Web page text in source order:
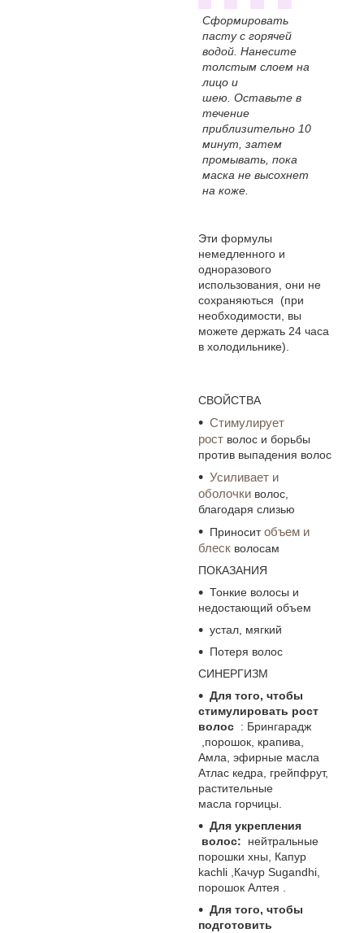
Сформировать
пасту с горячей
водой. Нанесите
толстым слоем на
лицо и
шею. Оставьте в
течение
приблизительно 10
минут, затем
промывать, пока
маска не высохнет
на коже.
Эти формулы
немедленного и
одноразового
использования, они не
сохраняються (при
необходимости, вы
можете держать 24 часа
в холодильнике).
СВОЙСТВА
Стимулирует
рост волос и борьбы
против выпадения волос
Усиливает и
оболочки волос,
благодаря слизью
Приноситобъем и
блеск волосам
ПОКАЗАНИЯ
Тонкие волосы и
недостающий объем
устал, мягкий
Потеря волос
СИНЕРГИЗМ
Для того, чтобы
стимулировать рост
волос : Брингарадж
,порошок, крапива,
Амла, эфирные масла
Атлас кедра, грейпфрут,
растительные
масла горчицы.
Для укрепления
волос:
нейтральные
порошки хны, Капур
kachli ,Качур Sugandhi,
порошок Алтея .
Для того, чтобы
подготовить